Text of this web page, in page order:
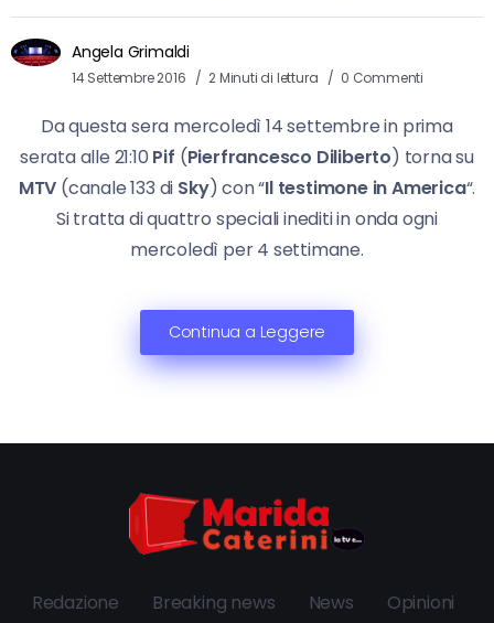
Angela Grimaldi
14 Settembre 2016 2 Minuti di lettura 0 Commenti
Da questa sera mercoledì 14 settembre in prima
serata alle 21:10 Pif (Pierfrancesco Diliberto) torna su
MTV (canale 133 di Sky) con “Il testimone in America“.
Si tratta di quattro speciali inediti in onda ogni
mercoledì per 4 settimane.
Continua a Leggere
Redazione Breaking news News Opinioni